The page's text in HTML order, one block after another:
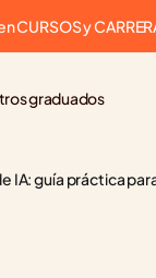
CURSOS y
graduados
IA: guía práctica